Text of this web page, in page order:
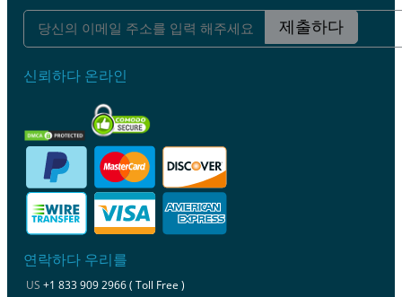
제출하다
신뢰하다 온라인
연락하다 우리를
US +1 833 909 2966 ( Toll Free )